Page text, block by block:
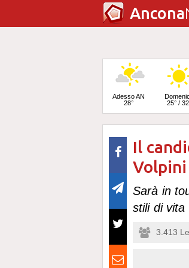
Ancona
Adesso AN
28°
25° /
Martedì
25° / 33°
Il
Sarà in
stili di vita
3.413